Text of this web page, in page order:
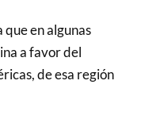
en algunas
a favor del
de esa región